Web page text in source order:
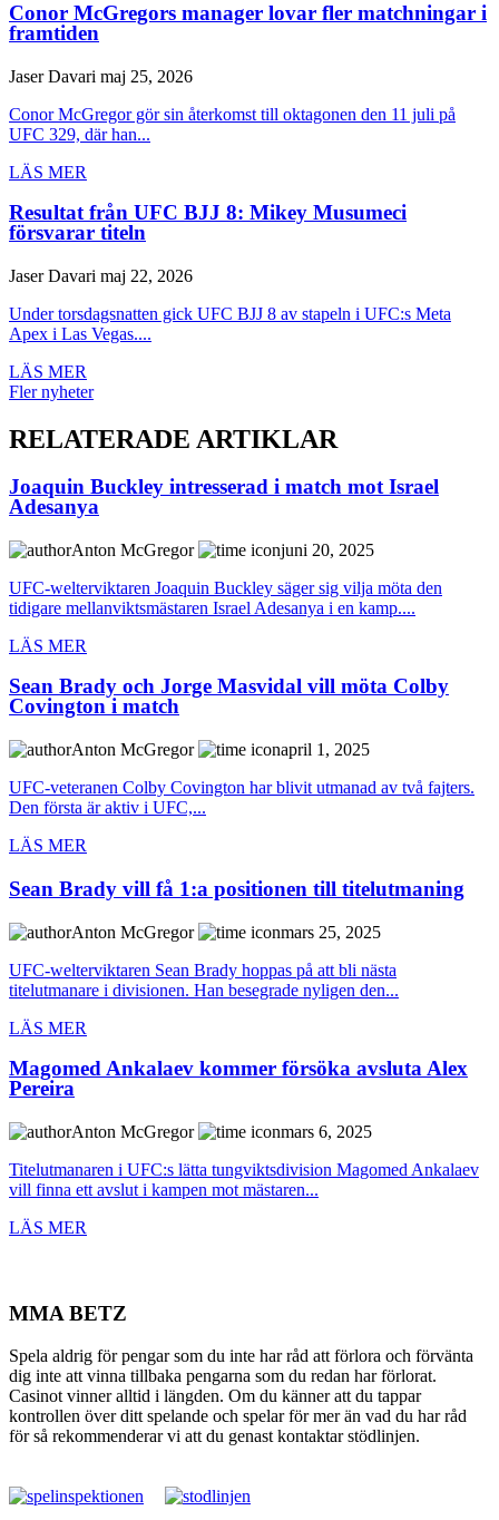
Conor McGregors manager lovar fler matchningar i
framtiden
Jaser Davari maj 25, 2026
Conor McGregor gör sin återkomst till oktagonen den 11 juli på
UFC 329, där han...
LÄS MER
Resultat från UFC BJJ 8: Mikey Musumeci
försvarar titeln
Jaser Davari maj 22, 2026
Under torsdagsnatten gick UFC BJJ 8 av stapeln i UFC:s Meta
Apex i Las Vegas....
LÄS MER
Fler nyheter
RELATERADE ARTIKLAR
Joaquin Buckley intresserad i match mot Israel
Adesanya
Anton McGregor
juni 20, 2025
UFC-welterviktaren Joaquin Buckley säger sig vilja möta den
tidigare mellanviktsmästaren Israel Adesanya i en kamp....
LÄS MER
Sean Brady och Jorge Masvidal vill möta Colby
Covington i match
Anton McGregor
april 1, 2025
UFC-veteranen Colby Covington har blivit utmanad av två fajters.
Den första är aktiv i UFC,...
LÄS MER
Sean Brady vill få 1:a positionen till titelutmaning
Anton McGregor
mars 25, 2025
UFC-welterviktaren Sean Brady hoppas på att bli nästa
titelutmanare i divisionen. Han besegrade nyligen den...
LÄS MER
Magomed Ankalaev kommer försöka avsluta Alex
Pereira
Anton McGregor
mars 6, 2025
Titelutmanaren i UFC:s lätta tungviktsdivision Magomed Ankalaev
vill finna ett avslut i kampen mot mästaren...
LÄS MER
MMA BETZ
Spela aldrig för pengar som du inte har råd att förlora och förvänta
dig inte att vinna tillbaka pengarna som du redan har förlorat.
Casinot vinner alltid i längden. Om du känner att du tappar
kontrollen över ditt spelande och spelar för mer än vad du har råd
för så rekommenderar vi att du genast kontaktar stödlinjen.